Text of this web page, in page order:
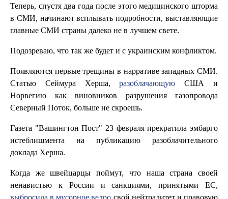
Теперь, спустя два года после этого медицинского шторма
в СМИ, начинают всплывать подробности, выставляющие
главные СМИ страны далеко не в лучшем свете.
Подозреваю, что так же будет и с украинским конфликтом.
Появляются первые трещины в нарративе западных СМИ.
Статью Сеймура Херша,разоблачающую США и
Норвегию как виновников разрушения газопровода
Северный Поток, больше не скроешь.
Газета "Вашингтон Пост" 23 февраля прекратила эмбарго
истеблишмента на публикацию разоблачительного
доклада Херша.
Когда же швейцарцы поймут, что наша страна своей
ненавистью к России и санкциями, принятыми ЕС,
выбросила в мусорное ведро свой нейтралитет и правовую